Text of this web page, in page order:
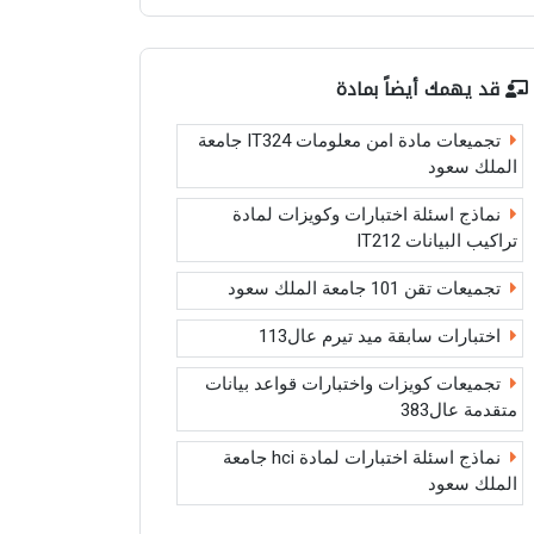
قد يهمك أيضاً بمادة
تجميعات مادة امن معلومات IT324 جامعة
الملك سعود
نماذج اسئلة اختبارات وكويزات لمادة
تراكيب البيانات IT212
تجميعات تقن 101 جامعة الملك سعود
اختبارات سابقة ميد تيرم عال113
تجميعات كويزات واختبارات قواعد بيانات
متقدمة عال383
نماذج اسئلة اختبارات لمادة hci جامعة
الملك سعود